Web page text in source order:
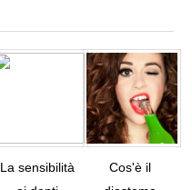
La sensibilità
Cos'è il